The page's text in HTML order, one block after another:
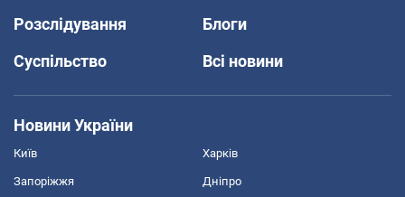
Розслідування
Блоги
Суспільство
Всі новини
Новини України
Київ Харків
Запоріжжя Дніпро